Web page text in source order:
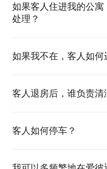
如果客人住进我的公
处理？
如果我不在，客人如何
客人退房后，谁负责清
客人如何停车？